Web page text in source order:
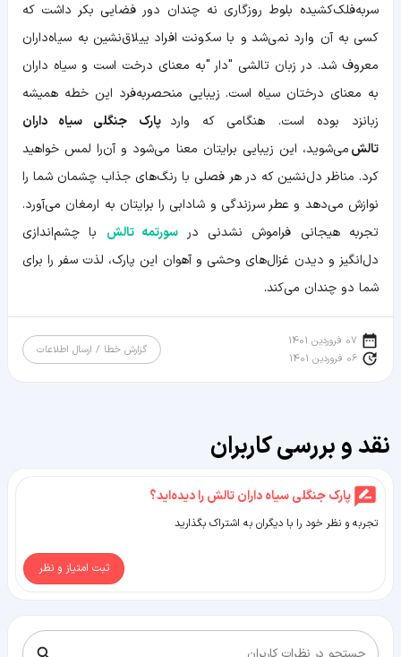
سربه‌فلک‌کشیده بلوط روزگاری نه چندان دور فضایی بکر داشت که
کسی به آن وارد نمی‌شد و با سکونت افراد ییلاق‌نشین به سیاه‌داران
معروف شد. در زبان تالشی "دار "به معنای درخت است و سیاه داران
به معنای درختان سیاه است. زیبایی منحصربه‌فرد این خطه همیشه
زبانزد بوده است. هنگامی که واردپارک جنگلی سیاه داران
تالشمی‌شوید، این زیبایی برایتان معنا می‌شود و آن‌را لمس خواهید
کرد. مناظر دل‌نشین که در هر فصلی با رنگ‌های جذاب چشمان شما را
نوازش می‌دهد و عطر سر‌زندگی و شادابی را برایتان به ارمغان می‌آورد.
تجربه هیجانی فراموش نشدنی در سورتمه تالش با چشم‌اندازی
دل‌انگیز و دیدن غزال‌های وحشی و آهوان این پارک، لذت سفر را برای
شما دو چندان می‌کند.
07 فروردین 1401
06 فروردین 1401
گزارش خطا / ارسال اطلاعات
نقد و بررسی کاربران
پارک جنگلی سیاه داران تالش را دیده‌اید؟
تجربه و نظر خود را با دیگران به اشتراک بگذارید
ثبت امتیاز و نظر